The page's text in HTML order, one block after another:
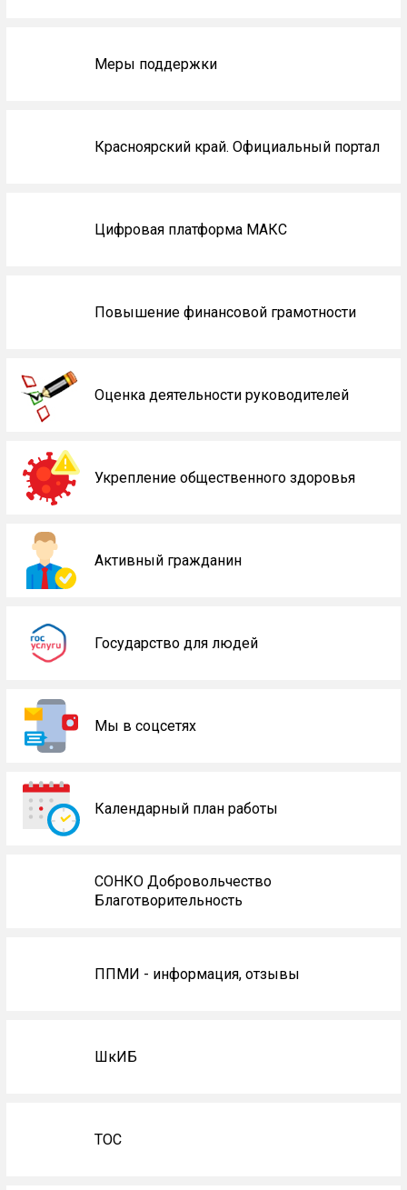
Меры поддержки
Красноярский край. Официальный портал
Цифровая платформа МАКС
Повышение финансовой грамотности
Оценка деятельности руководителей
Укрепление общественного здоровья
Активный гражданин
Государство для людей
Мы в соцсетях
Календарный план работы
СОНКО Добровольчество
Благотворительность
ППМИ - информация, отзывы
ШкИБ
ТОС